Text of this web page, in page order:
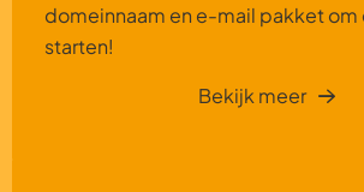
domeinnaam en e-mail pakket
starten!
Bekijk meer